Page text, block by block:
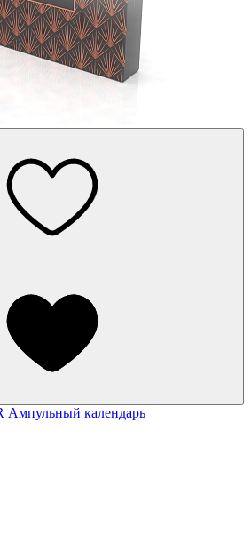
Ампульный календарь